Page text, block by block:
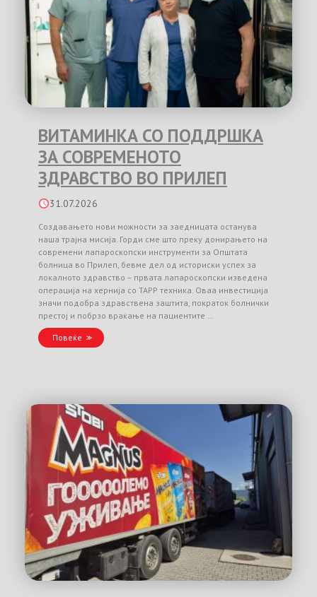
ВИТАМИНКА СО ПОДДРШКА
ЗА СОВРЕМЕНОТО
ЗДРАВСТВО ВО ПРИЛЕП
31.07.2026
Создавањето нови можности за заедницата останува
наша трајна мисија. Горди сме што преку донирањето на
современи лапароскопски инструменти за Општата
болница во Прилеп, бевме дел од историски успех за
локалното здравство – првата лапароскопски изведена
операција на хернија со TAPP техника. Оваа инвестиција
значи подобра здравствена заштита, пократок болнички
престој и побрзо враќање на пациентите …
Повеќе